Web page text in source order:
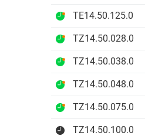
TE14.50.125.0
TZ14.50.028.0
TZ14.50.038.0
TZ14.50.048.0
TZ14.50.075.0
TZ14.50.100.0